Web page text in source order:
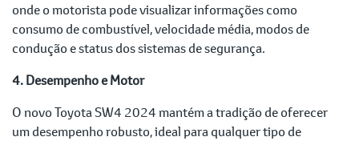
onde o motorista pode visualizar informações como
consumo de combustível, velocidade média, modos de
condução e status dos sistemas de segurança.
4. Desempenho e Motor
O novo Toyota SW4 2024 mantém a tradição de oferecer
um desempenho robusto, ideal para qualquer tipo de